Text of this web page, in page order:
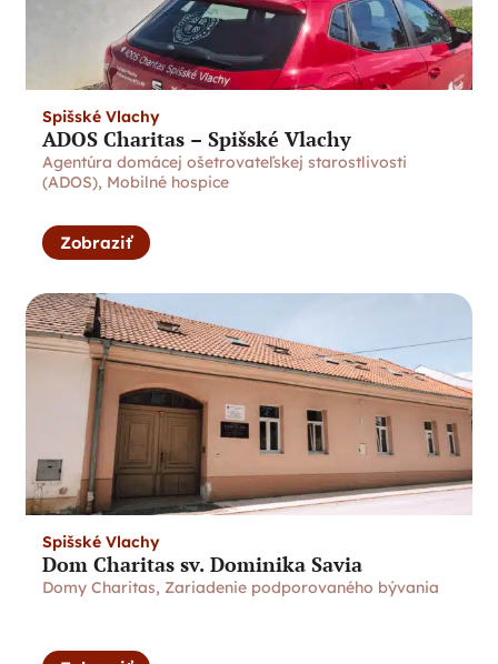
Spišské Vlachy
ADOS Charitas – Spišské Vlachy
Agentúra domácej ošetrovateľskej starostlivosti
(ADOS), Mobilné hospice
Zobraziť
Spišské Vlachy
Dom Charitas sv. Dominika Savia
Domy Charitas, Zariadenie podporovaného bývania